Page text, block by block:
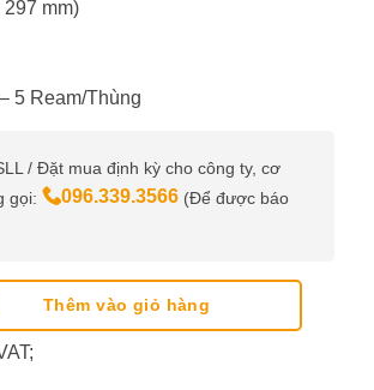
297 mm)
5 Ream/Thùng
/ Đặt mua định kỳ cho công ty, cơ
gọi:
096.339.3566 (Để được báo
số lượng
Thêm vào giỏ hàng